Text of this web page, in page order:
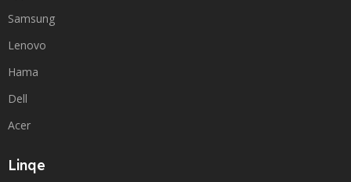
Samsung
Lenovo
Hama
Dell
Acer
Linqe